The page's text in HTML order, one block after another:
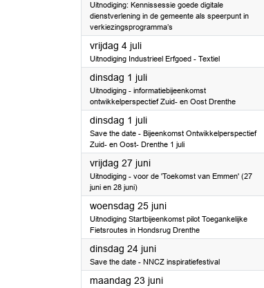
Uitnodiging: Kennissessie goede digitale
dienstverlening in de gemeente als speerpunt in
verkiezingsprogramma’s
vrijdag 4 juli2025
Uitnodiging Industrieel Erfgoed - Textiel
dinsdag 1 juli2025
Uitnodiging - informatiebijeenkomst
ontwikkelperspectief Zuid- en Oost Drenthe
dinsdag 1 juli2025
Save the date - Bijeenkomst Ontwikkelperspectief
Zuid- en Oost- Drenthe 1 juli
vrijdag 27 juni2025
Uitnodiging - voor de 'Toekomst van Emmen' (27
juni en 28 juni)
woensdag 25 juni2025
Uitnodiging Startbijeenkomst pilot Toegankelijke
Fietsroutes in Hondsrug Drenthe
dinsdag 24 juni2025
Save the date - NNCZ inspiratiefestival
maandag 23 juni2025